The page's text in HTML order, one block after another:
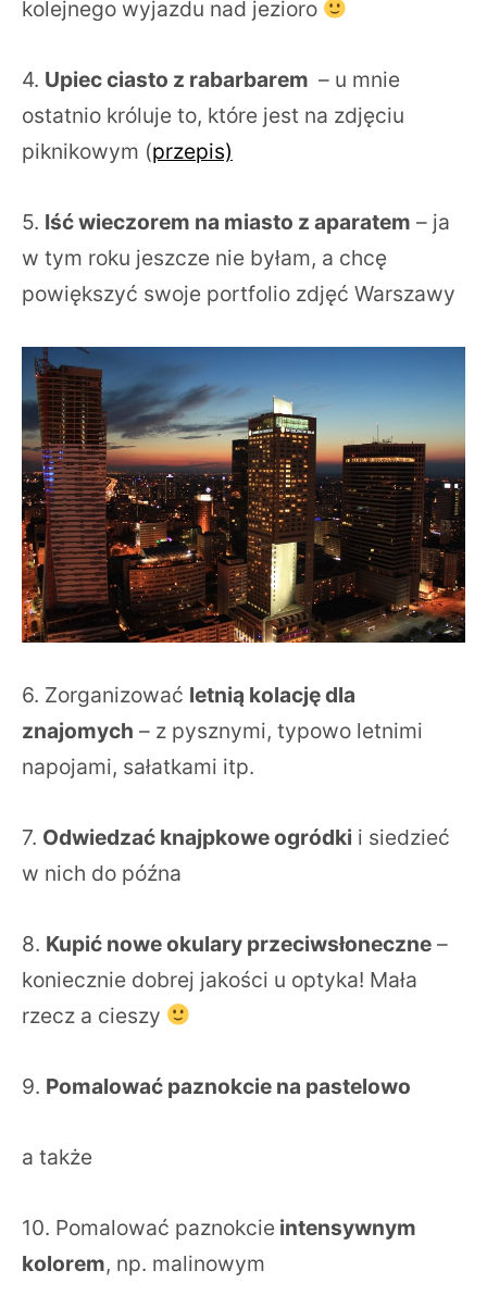
kolejnego wyjazdu nad jezioro
4. Upiec ciasto z rabarbarem – u mnie
ostatnio króluje to, które jest na zdjęciu
piknikowym (przepis)
5. Iść wieczorem na miasto z aparatem – ja
w tym roku jeszcze nie byłam, a chcę
powiększyć swoje portfolio zdjęć Warszawy
6. Zorganizować letnią kolację dla
znajomych – z pysznymi, typowo letnimi
napojami, sałatkami itp.
7. Odwiedzać knajpkowe ogródki i siedzieć
w nich do późna
8. Kupić nowe okulary przeciwsłoneczne –
koniecznie dobrej jakości u optyka! Mała
rzecz a cieszy
9. Pomalować paznokcie na pastelowo
a także
10. Pomalować paznokcie intensywnym
kolorem, np. malinowym